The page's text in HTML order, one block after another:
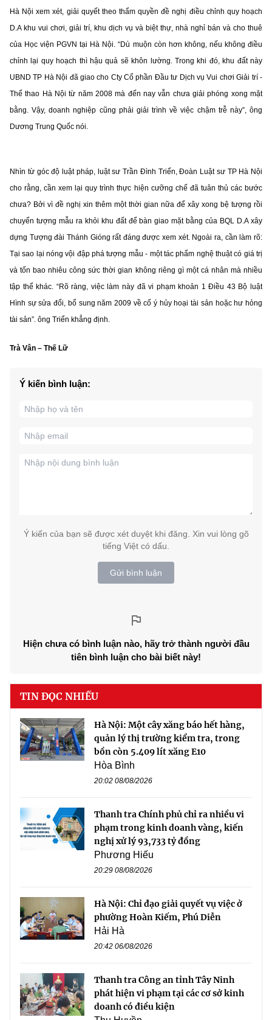
Hà Nội xem xét, giải quyết theo thẩm quyền đề nghị điều chỉnh quy hoạch
D.A khu vui chơi, giải trí, khu dịch vụ và biệt thự, nhà nghỉ bán và cho thuê
của Học viện PGVN tại Hà Nội. “Dù muộn còn hơn không, nếu không điều
chỉnh lại quy hoạch thì hậu quả sẽ khôn lường. Trong khi đó, khu đất này
UBND TP Hà Nội đã giao cho Cty Cổ phần Đầu tư Dịch vụ Vui chơi Giải trí -
Thể thao Hà Nội từ năm 2008 mà đến nay vẫn chưa giải phóng xong mặt
bằng. Vậy, doanh nghiệp cũng phải giải trình về việc chậm trễ này”, ông
Dương Trung Quốc nói.
Nhìn từ góc độ luật pháp, luật sư Trần Đình Triển, Đoàn Luật sư TP Hà Nội
cho rằng, cần xem lại quy trình thực hiện cưỡng chế đã tuân thủ các bước
chưa? Bởi vì đề nghị xin thêm một thời gian nữa để xây xong bệ tượng rồi
chuyển tượng mẫu ra khỏi khu đất để bàn giao mặt bằng của BQL D.A xây
dựng Tượng đài Thánh Gióng rất đáng được xem xét. Ngoài ra, cần làm rõ:
Tại sao lại nóng vội đập phá tượng mẫu - một tác phẩm nghệ thuật có giá trị
và tốn bao nhiêu công sức thời gian không riêng gì một cá nhân mà nhiều
tập thể khác. “Rõ ràng, việc làm này đã vi phạm khoản 1 Điều 43 Bộ luật
Hình sự sửa đổi, bổ sung năm 2009 về cố ý hủy hoại tài sản hoặc hư hỏng
tài sản”. ông Triển khẳng định.
Trà Vân – Thế Lữ
Ý kiến bình luận:
Ý kiến của bạn sẽ được xét duyệt khi đăng. Xin vui lòng gõ
tiếng Việt có dấu.
Gửi bình luận
Hiện chưa có bình luận nào, hãy trở thành người đầu
tiên bình luận cho bài biết này!
TIN ĐỌC NHIỀU
Hà Nội: Một cây xăng báo hết hàng,
quản lý thị trường kiểm tra, trong
bồn còn 5.409 lít xăng E10
Hòa Bình
20:02 08/08/2026
Thanh tra Chính phủ chỉ ra nhiều vi
phạm trong kinh doanh vàng, kiến
nghị xử lý 93,733 tỷ đồng
Phương Hiếu
20:29 08/08/2026
Hà Nội: Chỉ đạo giải quyết vụ việc ở
phường Hoàn Kiếm, Phú Diễn
Hải Hà
20:42 06/08/2026
Thanh tra Công an tỉnh Tây Ninh
phát hiện vi phạm tại các cơ sở kinh
doanh có điều kiện